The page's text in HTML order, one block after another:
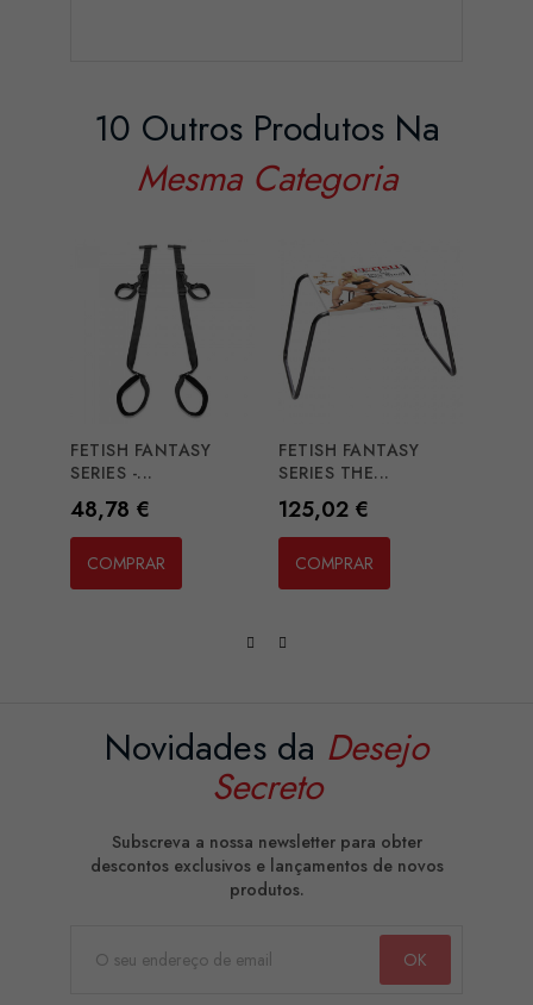
10 Outros Produtos Na
Mesma Categoria
FETISH FANTASY
SERIES -...
Preço
48,78 €
COMPRAR
FETISH FANTASY
SERIES THE...
Preço
125,02 €
COMPRAR
Novidades da Desejo
Secreto
Subscreva a nossa newsletter para obter
descontos exclusivos e lançamentos de novos
produtos.